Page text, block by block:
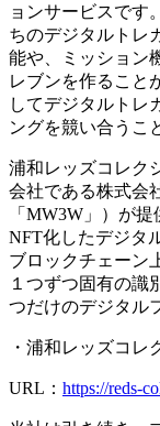
ョンサービスです
ちのデジタルトレ
能や、ミッション
レブンを作ること
してデジタルトレ
ングを競い合うこ
浦和レッズコレク
会社である株式会
「MW3W」）が
NFT化したデジタ
ブロックチェーン
１つずつ固有の識
つだけのデジタル
・浦和レッズコレ
URL： https://reds-